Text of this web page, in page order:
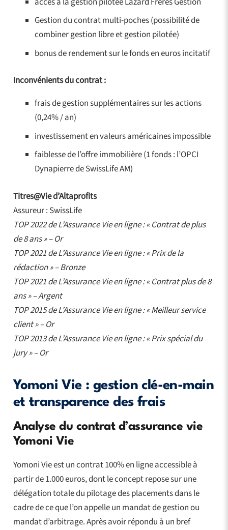
Gestion du contrat multi-poches (possibilité de
combiner gestion libre et gestion pilotée)
bonus de rendement sur le fonds en euros incitatif
Inconvénients du contrat :
frais de gestion supplémentaires sur les actions
(0,24% / an)
investissement en valeurs américaines impossible
faiblesse de l’offre immobilière (1 fonds : l’OPCI
Dynapierre de SwissLife AM)
Titres@Vie d’Altaprofits
Assureur : SwissLife
TOP 2022 de L’Assurance Vie en ligne : « Contrat de plus
de 8 ans » – Or
TOP 2021 de L’Assurance Vie en ligne : « Prix de la
rédaction » – Bronze
TOP 2021 de L’Assurance Vie en ligne : « Contrat plus de 8
ans » – Argent
TOP 2015 de L’Assurance Vie en ligne : « Meilleur service
client » – Or
TOP 2013 de L’Assurance Vie en ligne : « Prix spécial du
jury » – Or
Yomoni Vie : gestion clé-en-main
et transparence des frais
Analyse du contrat d’assurance vie
Yomoni Vie
Yomoni Vie est un contrat 100% en ligne accessible à
partir de 1.000 euros, dont le concept repose sur une
délégation totale du pilotage des placements dans le
cadre de ce que l’on appelle un mandat de gestion ou
mandat d’arbitrage. Après avoir répondu à un bref